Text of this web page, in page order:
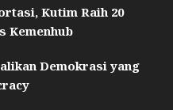
Kutim Raih 20
Kemenhub
Demokrasi yang